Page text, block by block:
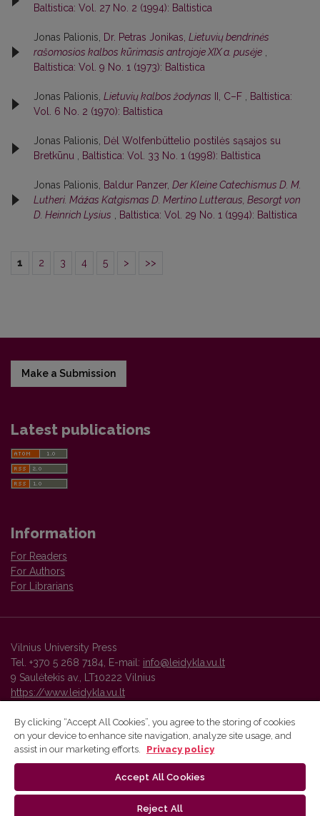
Baltistica: Vol. 27 No. 2 (1994): Baltistica
Jonas Palionis, Dr. Petras Jonikas, Lietuvių bendrinės
rašomosios kalbos kūrimasis antrojoje XIX a. pusėje
Baltistica: Vol. 9 No. 1 (1973): Baltistica
Jonas Palionis, Lietuvių kalbos žodynas II, C–F
Baltistica:
Vol. 6 No. 2 (1970): Baltistica
Jonas Palionis,
Dėl Wolfenbüttelio postilės sąsajos su
Bretkūnu
Baltistica: Vol. 33 No. 1 (1998): Baltistica
Jonas Palionis, Baldur Panzer, Der Kleine Catechismus D. M.
Lutheri. Máźas Katgismas D. Mertino Lutteraus, Besorgt von
D. Heinrich Lysius
Baltistica: Vol. 29 No. 1 (1994): Baltistica
1 2 3 4 5 > >>
Make a Submission
Latest publications
Information
For Readers
For Authors
For Librarians
Vilnius University Press
Tel. +370 5 268 7184, E-mail: info@leidykla.vu.lt
9 Saulėtekis av., LT10222 Vilnius
https://www.leidykla.vu.lt
Vilnius University Press platform and metadata are distributed by
By clicking “Accept All Cookies”, you agree to the storing of cookies
on your device to enhance site navigation, analyze site usage, and
assist in our marketing efforts.
Privacy policy
Accept All Cookies
Reject All